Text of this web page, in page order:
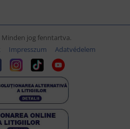
jog fenntartva.
Impresszum
Adatvédelem